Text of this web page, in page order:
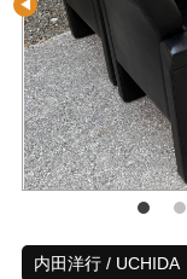
内田洋行 / UCHIDA